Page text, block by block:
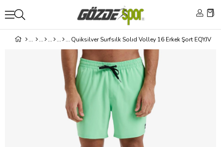
Quiksilver Surfsılk Solıd Volley 16 Erkek Şort